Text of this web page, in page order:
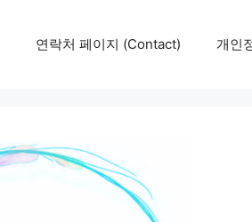
연락처 페이지 (Contact) 개인